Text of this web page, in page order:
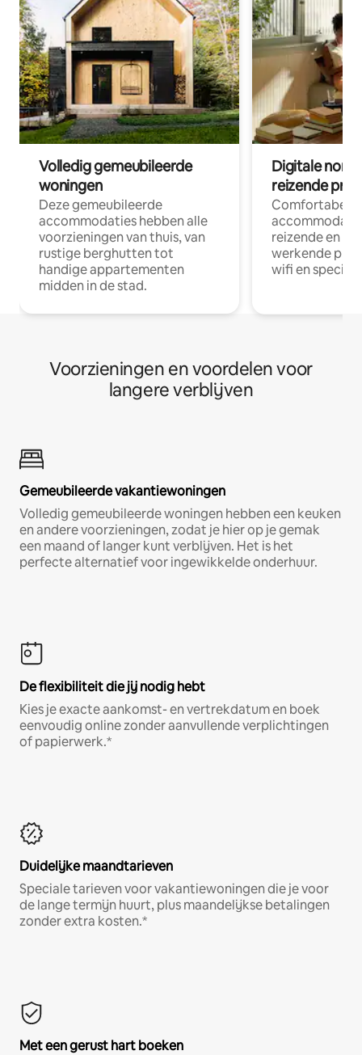
Volledig gemeubileerde
woningen
Deze gemeubileerde
accommodaties hebben alle
voorzieningen van thuis, van
rustige berghutten tot
handige appartementen
midden in de stad.
Digitale
reizende
Comfortabele
reizende en
werkende
wifi en
Voorzieningen en voordelen voor
langere verblijven
Gemeubileerde vakantiewoningen
Volledig gemeubileerde woningen hebben een keuken
en andere voorzieningen, zodat je hier op je gemak
een maand of langer kunt verblijven. Het is het
perfecte alternatief voor ingewikkelde onderhuur.
De flexibiliteit die jij nodig hebt
Kies je exacte aankomst- en vertrekdatum en boek
eenvoudig online zonder aanvullende verplichtingen
of papierwerk.*
Duidelijke maandtarieven
Speciale tarieven voor vakantiewoningen die je voor
de lange termijn huurt, plus maandelijkse betalingen
zonder extra kosten.*
Met een gerust hart boeken